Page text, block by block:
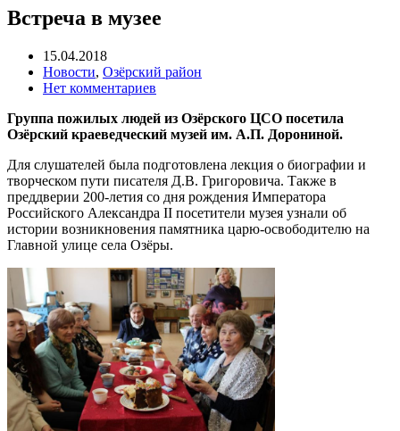
Встреча в музее
15.04.2018
Новости, Озёрский район
Нет комментариев
Группа пожилых людей из Озёрского ЦСО посетила
Озёрский краеведческий музей им. А.П. Дорониной.
Для слушателей была подготовлена лекция о биографии и
творческом пути писателя Д.В. Григоровича. Также в
преддверии 200-летия со дня рождения Императора
Российского Александра II посетители музея узнали об
истории возникновения памятника царю-освободителю на
Главной улице села Озёры.